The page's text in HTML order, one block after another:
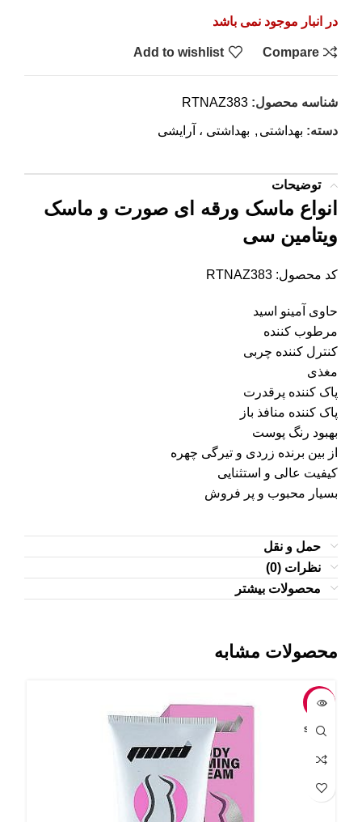
در انبار موجود نمی باشد
Compare
Add to wishlist
شناسه محصول: RTNAZ383
دسته: بهداشتی , بهداشتی ، آرایشی
توضیحات
انواع ماسک ورقه ای صورت و ماسک
ویتامین سی
کد محصول: RTNAZ383
حاوی آمینو اسید
مرطوب کننده
کنترل کننده چربی
مغذی
پاک کننده پرقدرت
پاک کننده منافذ باز
بهبود رنگ پوست
از بین برنده زردی و تیرگی چهره
کیفیت عالی و استثنایی
بسیار محبوب و پر فروش
حمل و نقل
نظرات (0)
محصولات بیشتر
محصولات مشابه
-4%
SOLD